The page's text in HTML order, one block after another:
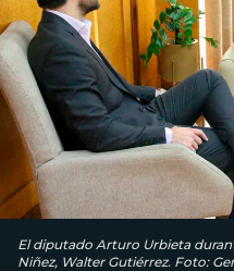
El diputado Arturo Urbieta
Niñez, Walter Gutiérrez. Foto: